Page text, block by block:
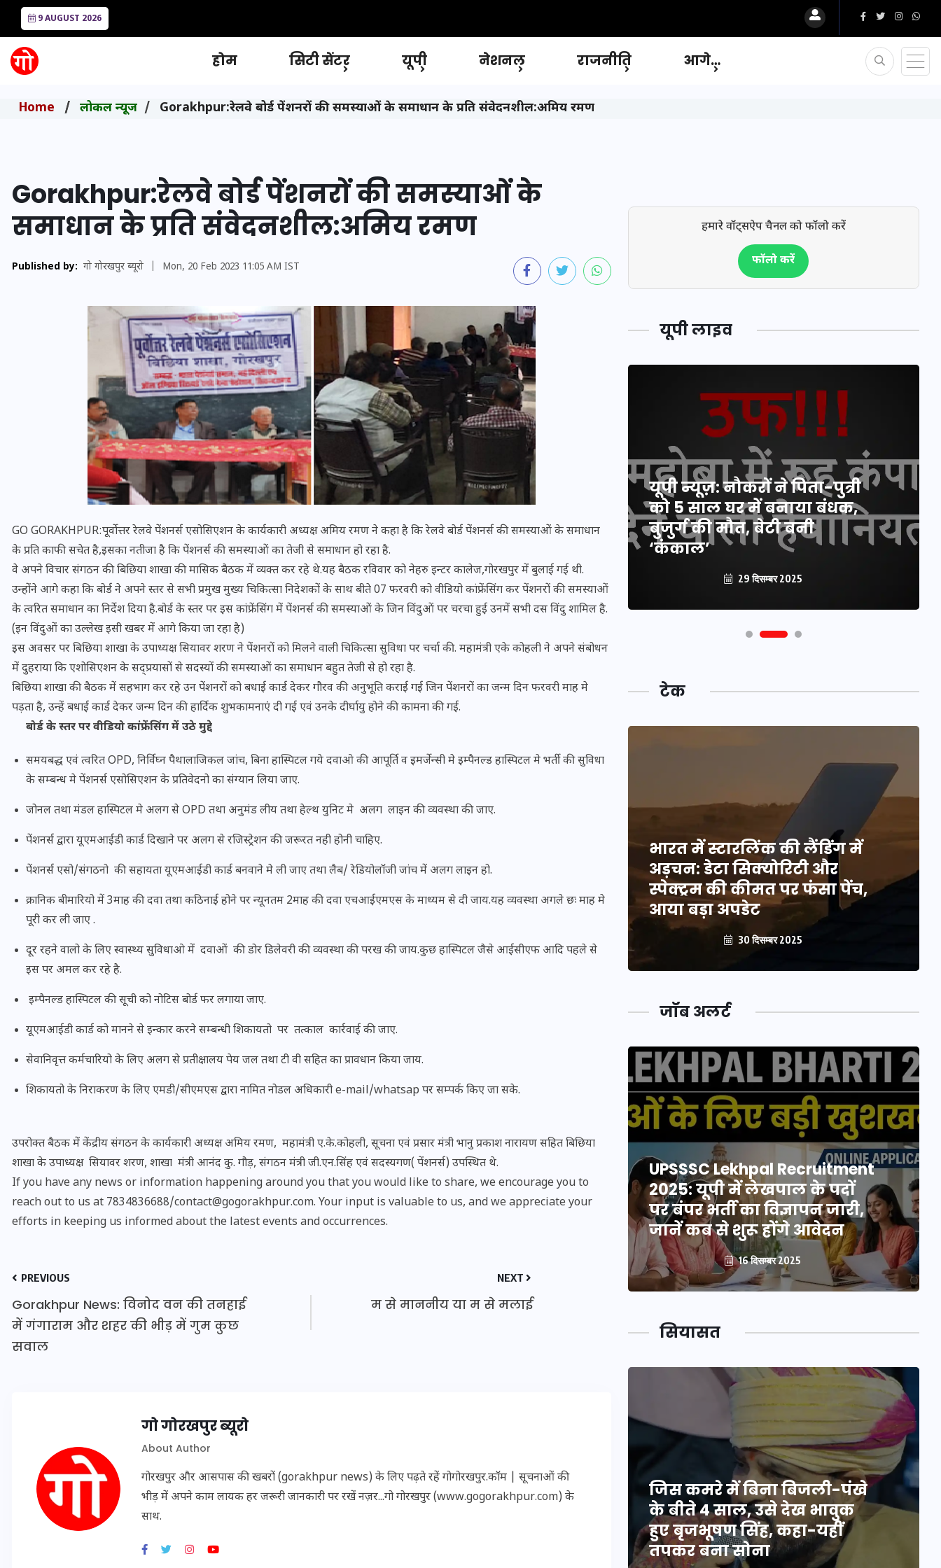
9 AUGUST 2026
होम सिटी सेंटर यूपी नेशनल राजनीति आगे…
Home लोकल न्यूज Gorakhpur:रेलवे बोर्ड पेंशनरों की समस्याओं के समाधान के प्रति संवेदनशील:अमिय रमण
Gorakhpur:रेलवे बोर्ड पेंशनरों की समस्याओं के
समाधान के प्रति संवेदनशील:अमिय रमण
Published by: गो गोरखपुर ब्यूरो Mon, 20 Feb 2023 11:05 AM IST
GO GORAKHPUR:पूर्वोत्तर रेलवे पेंशनर्स एसोसिएशन के कार्यकारी अध्यक्ष अमिय रमण ने कहा है कि रेलवे बोर्ड पेंशनर्स की समस्याओं के समाधान
के प्रति काफी सचेत है,इसका नतीजा है कि पेंशनर्स की समस्याओं का तेजी से समाधान हो रहा है.
वे अपने विचार संगठन की बिछिया शाखा की मासिक बैठक में व्यक्त कर रहे थे.यह बैठक रविवार को नेहरु इन्टर कालेज,गोरखपुर में बुलाई गई थी.
उन्होंने आगे कहा कि बोर्ड ने अपने स्तर से सभी प्रमुख मुख्य चिकित्सा निदेशकों के साथ बीते 07 फरवरी को वीडियो कांफ्रेंसिंग कर पेंशनरों की समस्याओं
के त्वरित समाधान का निर्देश दिया है.बोर्ड के स्तर पर इस कांफ्रेंसिंग में पेंशनर्स की समस्याओं के जिन विंदुओं पर चरचा हुई उनमें सभी दस विंदु शामिल है.
(इन विंदुओं का उल्लेख इसी खबर में आगे किया जा रहा है)
इस अवसर पर बिछिया शाखा के उपाध्यक्ष सियावर शरण ने पेंशनरों को मिलने वाली चिकित्सा सुविधा पर चर्चा की. महामंत्री एके कोहली ने अपने संबोधन
में दुहराया कि एशोसिएशन के सद्प्रयासों से सदस्यों की समस्याओं का समाधान बहुत तेजी से हो रहा है.
बिछिया शाखा की बैठक में सहभाग कर रहे उन पेंशनरों को बधाई कार्ड देकर गौरव की अनुभूति कराई गई जिन पेंशनरों का जन्म दिन फरवरी माह मे
पड़ता है, उन्हें बधाई कार्ड देकर जन्म दिन की हार्दिक शुभकामनाएं दी गई एवं उनके दीर्घायु होने की कामना की गई.
बोर्ड के स्तर पर वीडियो कांफ्रेंसिंग में उठे मुद्दे
समयबद्ध एवं त्वरित OPD, निर्विघ्न पैथालाजिकल जांच, बिना हास्पिटल गये दवाओ की आपूर्ति व इमर्जेन्सी मे इम्पैनल्ड हास्पिटल मे भर्ती की सुविधा
के सम्बन्ध मे पेंशनर्स एसोसिएशन के प्रतिवेदनो का संग्यान लिया जाए.
जोनल तथा मंडल हास्पिटल मे अलग से OPD तथा अनुमंड लीय तथा हेल्थ युनिट मे अलग लाइन की व्यवस्था की जाए.
पेंशनर्स द्वारा यूएमआईडी कार्ड दिखाने पर अलग से रजिस्ट्रेशन की जरूरत नही होनी चाहिए.
पेंशनर्स एसो/संगठनो की सहायता यूएमआईडी कार्ड बनवाने मे ली जाए तथा लैब/ रेडियोलॉजी जांच में अलग लाइन हो.
क्रानिक बीमारियो में 3माह की दवा तथा कठिनाई होने पर न्यूनतम 2माह की दवा एचआईएमएस के माध्यम से दी जाय.यह व्यवस्था अगले छः माह मे
पूरी कर ली जाए .
दूर रहने वालो के लिए स्वास्थ्य सुविधाओ में दवाओं की डोर डिलेवरी की व्यवस्था की परख की जाय.कुछ हास्पिटल जैसे आईसीएफ आदि पहले से
इस पर अमल कर रहे है.
इम्पैनल्ड हास्पिटल की सूची को नोटिस बोर्ड फर लगाया जाए.
यूएमआईडी कार्ड को मानने से इन्कार करने सम्बन्धी शिकायतो पर तत्काल कार्रवाई की जाए.
सेवानिवृत्त कर्मचारियो के लिए अलग से प्रतीक्षालय पेय जल तथा टी वी सहित का प्रावधान किया जाय.
शिकायतो के निराकरण के लिए एमडी/सीएमएस द्वारा नामित नोडल अधिकारी e-mail/whatsap पर सम्पर्क किए जा सके.
उपरोक्त बैठक में केंद्रीय संगठन के कार्यकारी अध्यक्ष अमिय रमण, महामंत्री ए.के.कोहली, सूचना एवं प्रसार मंत्री भानु प्रकाश नारायण सहित बिछिया
शाखा के उपाध्यक्ष सियावर शरण, शाखा मंत्री आनंद कु. गौड़, संगठन मंत्री जी.एन.सिंह एवं सदस्यगण( पेंशनर्स) उपस्थित थे.
If you have any news or information happening around you that you would like to share, we encourage you to
reach out to us at 7834836688/contact@gogorakhpur.com. Your input is valuable to us, and we appreciate your
efforts in keeping us informed about the latest events and occurrences.
PREVIOUS
Gorakhpur News: विनोद वन की तनहाई
में गंगाराम और शहर की भीड़ में गुम कुछ
सवाल
NEXT
म से माननीय या म से मलाई
गो गोरखपुर ब्यूरो
About Author
गोरखपुर और आसपास की खबरों (gorakhpur news) के लिए पढ़ते रहें गोगोरखपुर.कॉम | सूचनाओं की
भीड़ में अपने काम लायक हर जरूरी जानकारी पर रखें नज़र...गो गोरखपुर (www.gogorakhpur.com) के
साथ.
हमारे वॉट्सऐप चैनल को फॉलो करें
फॉलो करें
यूपी लाइव
यूपी लेखपाल भर्ती: ओबीसी को
मिली बड़ी राहत, 2158 पदों पर
बंपर वैकेंसी, जनरल कोटे में भारी
कटौती
वोटर लिस्ट पुनरीक्षण कार्यक्रम में
हुआ बदलाव, देखें नई तारीखों की
पूरी लिस्ट
30 दिसम्बर 2025
यूपी न्यूज़: नौकरों ने पिता-पुत्री
को 5 साल घर में बनाया बंधक,
बुजुर्ग की मौत, बेटी बनी
‘कंकाल’
29 दिसम्बर 2025
टेक
भारत में स्टारलिंक की लैंडिंग में
अड़चन: डेटा सिक्योरिटी और
स्पेक्ट्रम की कीमत पर फंसा पेंच,
आया बड़ा अपडेट
भारत में स्टारलिंक की लैंडिंग में
अड़चन: डेटा सिक्योरिटी और
स्पेक्ट्रम की कीमत पर फंसा पेंच,
आया बड़ा अपडेट
भारत में स्टारलिंक की लैंडिंग में
अड़चन: डेटा सिक्योरिटी और
स्पेक्ट्रम की कीमत पर फंसा पेंच,
आया बड़ा अपडेट
30 दिसम्बर 2025
जॉब अलर्ट
UPSSSC Lekhpal Recruitment
2025: यूपी में लेखपाल के पदों
पर बंपर भर्ती का विज्ञापन जारी,
जानें कब से शुरू होंगे आवेदन
UPSSSC Lekhpal Recruitment
2025: यूपी में लेखपाल के पदों
पर बंपर भर्ती का विज्ञापन जारी,
जानें कब से शुरू होंगे आवेदन
UPSSSC Lekhpal Recruitment
2025: यूपी में लेखपाल के पदों
पर बंपर भर्ती का विज्ञापन जारी,
जानें कब से शुरू होंगे आवेदन
16 दिसम्बर 2025
सियासत
जिस कमरे में बिना बिजली-पंखे
के बीते 4 साल, उसे देख भावुक
हुए बृजभूषण सिंह, कहा-यहीं
तपकर बना सोना
जिस कमरे में बिना बिजली-पंखे
के बीते 4 साल, उसे देख भावुक
जिस कमरे में बिना बिजली-पंखे
के बीते 4 साल, उसे देख भावुक
हुए बृजभूषण सिंह, कहा-यहीं
तपकर बना सोना